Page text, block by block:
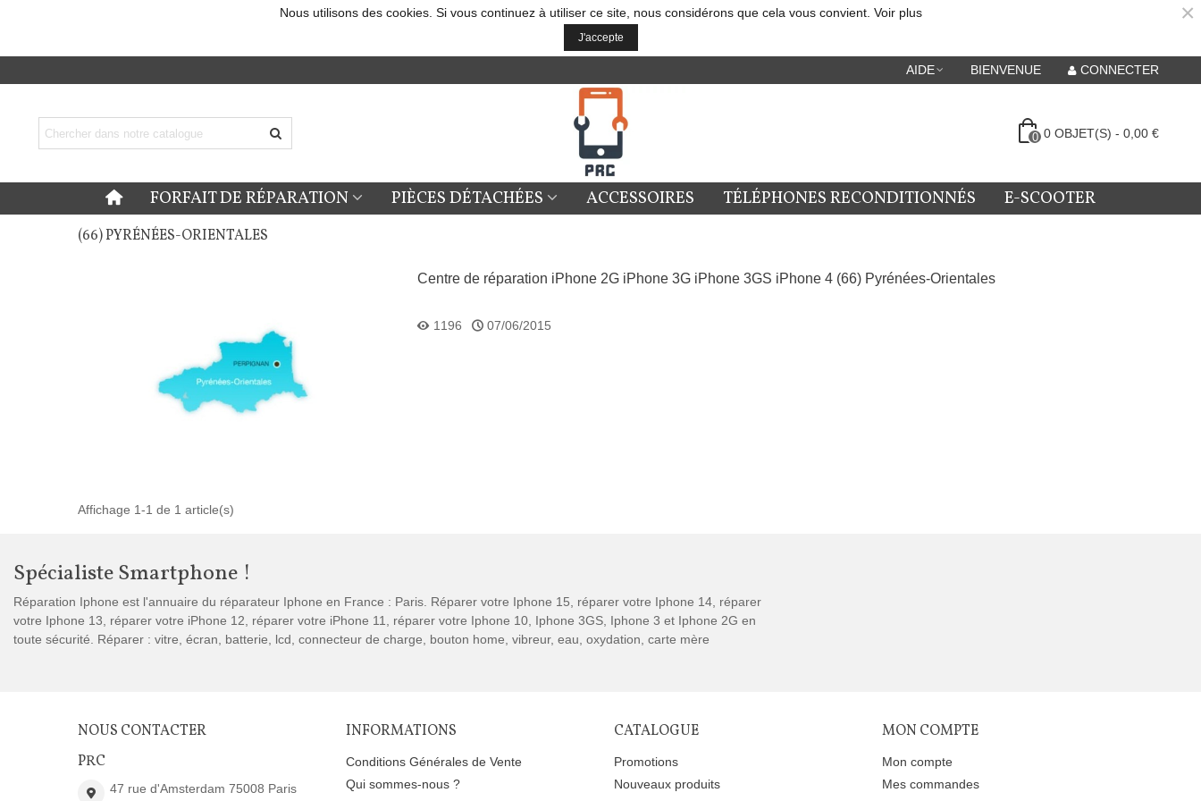
Nous utilisons des cookies. Si vous continuez à utiliser ce site, nous considérons que cela vous convient. Voir plus
J'accepte
×
AIDE BIENVENUE CONNECTER
0 0 OBJET(S) - 0,00 €
FORFAIT DE RÉPARATION PIÈCES DÉTACHÉES ACCESSOIRES TÉLÉPHONES RECONDITIONNÉS E-SCOOTER
(66) PYRÉNÉES-ORIENTALES
Centre de réparation iPhone 2G iPhone 3G iPhone 3GS iPhone 4 (66) Pyrénées-Orientales
1196 07/06/2015
Affichage 1-1 de 1 article(s)
Spécialiste Smartphone !
Réparation Iphone est l'annuaire du réparateur Iphone en France : Paris. Réparer votre Iphone 15, réparer votre Iphone 14, réparer
votre Iphone 13, réparer votre iPhone 12, réparer votre iPhone 11, réparer votre Iphone 10, Iphone 3GS, Iphone 3 et Iphone 2G en
toute sécurité. Réparer : vitre, écran, batterie, lcd, connecteur de charge, bouton home, vibreur, eau, oxydation, carte mère
NOUS CONTACTER
PRC
47 rue d'Amsterdam 75008 Paris
INFORMATIONS
Conditions Générales de Vente
Qui sommes-nous ?
CATALOGUE
Promotions
Nouveaux produits
MON COMPTE
Mon compte
Mes commandes